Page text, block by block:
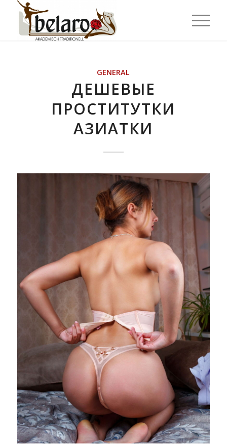
GENERAL
ДЕШЕВЫЕ
ПРОСТИТУТКИ
АЗИАТКИ